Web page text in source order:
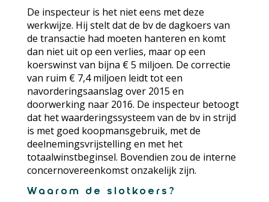
De inspecteur is het niet eens met deze
werkwijze. Hij stelt dat de bv de dagkoers van
de transactie had moeten hanteren en komt
dan niet uit op een verlies, maar op een
koerswinst van bijna € 5 miljoen. De correctie
van ruim € 7,4 miljoen leidt tot een
navorderingsaanslag over 2015 en
doorwerking naar 2016. De inspecteur betoogt
dat het waarderingssysteem van de bv in strijd
is met goed koopmansgebruik, met de
deelnemingsvrijstelling en met het
totaalwinstbeginsel. Bovendien zou de interne
concernovereenkomst onzakelijk zijn.
Waarom de slotkoers?